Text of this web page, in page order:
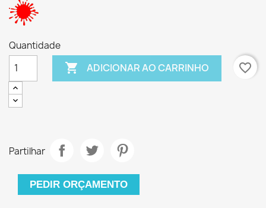
Quantidade
 ADICIONAR AO CARRINHO favorite_border
Partilhar
PEDIR ORÇAMENTO